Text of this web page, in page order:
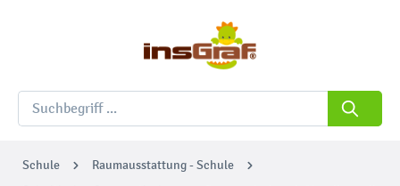
Schule
Raumausstattung - Schule